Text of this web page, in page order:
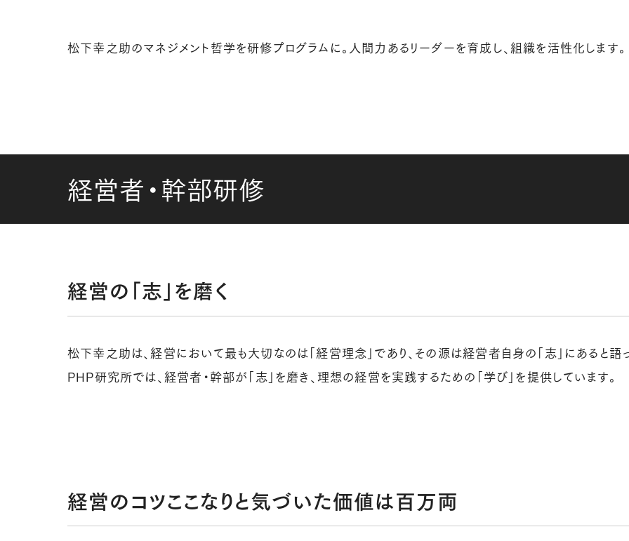
松下幸之助のマネジメント哲学を研修プログラムに。人間力あるリーダーを育成し、組織を活性化します。
経営者・幹部研修
経営の「志」を磨く
松下幸之助は、経営において最も大切なのは「経営理念」であり、その源は経営者自身の「志」にあると語
PHP研究所では、経営者・幹部が「志」を磨き、理想の経営を実践するための「学び」を提供しています。
経営のコツここなりと気づいた価値は百万両